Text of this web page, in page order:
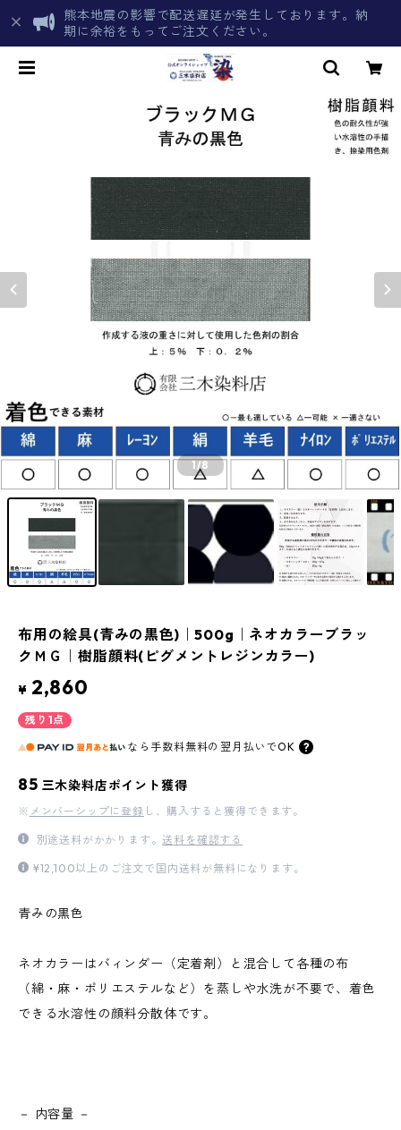
熊本地震の影響で配送遅延が発生しております。納
期に余裕をもってご注文ください。
1/8
布用の絵具(青みの黒色)｜500g｜ネオカラーブラッ
クＭＧ｜樹脂顔料(ピグメントレジンカラー)
¥ 2,860
残り1点
なら 手数料無料の 翌月払いでOK
85 三木染料店ポイント獲得
※ メンバーシップに登録 し、購入すると獲得できます。
別途送料がかかります。送料を確認する
¥12,100以上のご注文で国内送料が無料になります。
青みの黒色
ネオカラーはバィンダー（定着剤）と混合して各種の布
（綿・麻・ポリエステルなど）を蒸しや水洗が不要で、着色
できる水溶性の顔料分散体です。
－ 内容量 －